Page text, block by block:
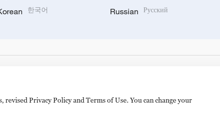
한국어 Russian Русский
Privacy Policy and Terms of Use. You can change your